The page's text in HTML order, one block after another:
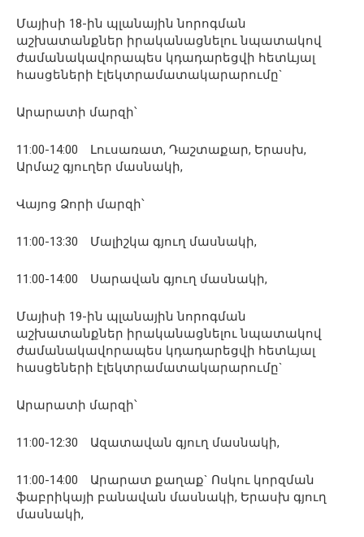
Մայիսի 18-ին պլանային նորոգման
աշխատանքներ իրականացնելու նպատակով
ժամանակավորապես կդադարեցվի հետևյալ
հասցեների էլեկտրամատակարարումը`
Արարատի մարզի՝
11:00-14:00 Լուսառատ, Դաշտաքար, Երասխ,
Արմաշ գյուղեր մասնակի,
Վայոց Ձորի մարզի՝
11:00-13:30 Մալիշկա գյուղ մասնակի,
11:00-14:00 Սարավան գյուղ մասնակի,
Մայիսի 19-ին պլանային նորոգման
աշխատանքներ իրականացնելու նպատակով
ժամանակավորապես կդադարեցվի հետևյալ
հասցեների էլեկտրամատակարարումը`
Արարատի մարզի՝
11:00-12:30 Ազատավան գյուղ մասնակի,
11:00-14:00 Արարատ քաղաք` Ոսկու կորզման
ֆաբրիկայի բանավան մասնակի, Երասխ գյուղ
մասնակի,